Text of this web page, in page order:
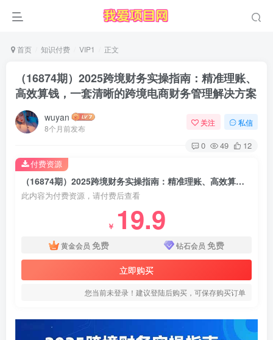
首页 知识付费 VIP1 正文
（16874期）2025跨境财务实操指南：精准理账、
高效算钱，一套清晰的跨境电商财务管理解决方案
wuyan
8个月前发布
关注 私信
0 49 12
（16874期）2025跨境财务实操指南：精准理账、高效算钱，一套清晰的跨境电商财务管理解决方案
此内容为付费资源，请付费后查看
￥ 19.9
黄金会员 免费 钻石会员 免费
立即购买
您当前未登录！建议登陆后购买，可保存购买订单
付费资源